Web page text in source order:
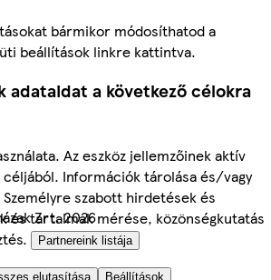
bármikor módosíthatod a
beállítások linkre kattintva.
adataidat a következő célokra
Az eszköz jellemzőinek aktív
céljából. Információk tárolása és/vagy
szabott hirdetések és
és tartalmak mérése, közönségkutatás
Partnereink listája
elutasítása Beállítások
Zrt. 2026